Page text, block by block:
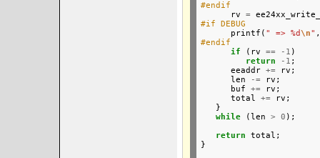
#endif
rv =
#if DEBUG
printf( " => %d\n"
#endif
if (rv == -1 )
return
-1 ;
      eeaddr
+= rv;
      len
-= rv;
      buf
+= rv;
      total
+= rv;
   }
while (len > 0 );
return total;
}